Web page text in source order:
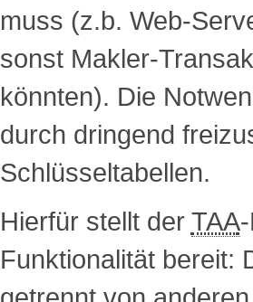
muss (z.b. Web-
sonst Makler-
könnten). Die
durch dringend
Schlüsseltabellen.
Hierfür stellt der TAA
Funktionalität bereit: